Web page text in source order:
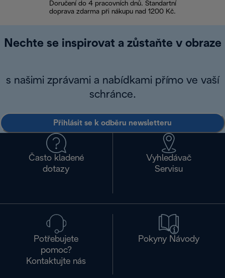
Doručení do 4 pracovních dnů. Standartní
doprava zdarma při nákupu nad 1200 Kč.
Nechte se inspirovat a zůstaňte v obraze
s našimi zprávami a nabídkami přímo ve vaší
schránce.
Přihlásit se k odběru newsletteru
Často kladené
dotazy
Vyhledávač
Servisu
Potřebujete
pomoc?
Kontaktujte nás
Pokyny Návody